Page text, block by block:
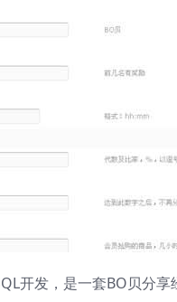
开发，是一套BO贝分